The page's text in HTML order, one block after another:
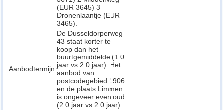
(EUR 3645) 3
Dronenlaantje (EUR
3465).
Aanbodtermijn
De Dusseldorperweg
43 staat korter te
koop dan het
buurtgemiddelde (1.0
jaar vs 2.0 jaar). Het
aanbod van
postcodegebied 1906
en de plaats Limmen
is ongeveer even oud
(2.0 jaar vs 2.0 jaar).